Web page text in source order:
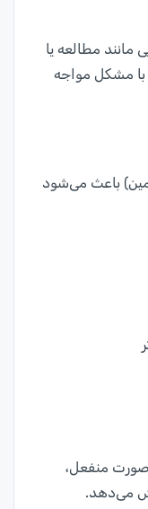
مانند مطالعه یا
با مشکل مواجه
باعث می‌شود
صورت منفعل،
می‌دهد.